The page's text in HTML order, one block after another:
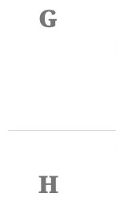
G
H